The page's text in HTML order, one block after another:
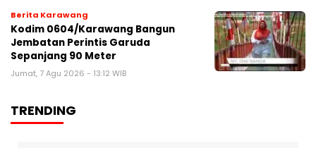
Berita Karawang
Kodim 0604/Karawang Bangun
Jembatan Perintis Garuda
Sepanjang 90 Meter
Jumat, 7 Agu 2026 - 13:12 WIB
TRENDING